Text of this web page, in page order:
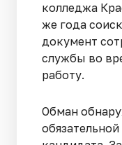
колледжа
же года
документ
службы во
работу.
Обман